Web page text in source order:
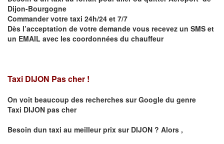
Dijon-Bourgogne
Commander votre taxi 24h/24 et 7/7
Dès l’acceptation de votre demande vous recevez un SMS et
un EMAIL avec les coordonnées du chauffeur
Taxi DIJON Pas cher !
On voit beaucoup des recherches sur Google du genre
Taxi DIJON pas cher
Besoin dun taxi au meilleur prix sur DIJON ? Alors ,